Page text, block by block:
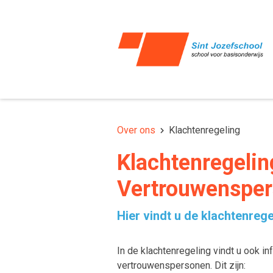
Over ons Klachtenregeling
Hier vindt u de
In de klachtenregeling vindt u ook
vertrouwenspersonen. Dit zijn: